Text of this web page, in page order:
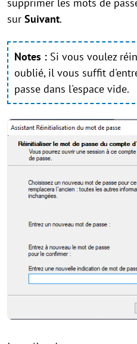
sur Suivant.
Notes : Si vous voulez
oublié, il vous suffit
passe dans l'espace vide.